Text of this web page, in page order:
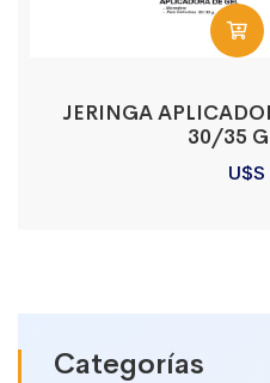
Categorías
JERINGA
30/35
U$S